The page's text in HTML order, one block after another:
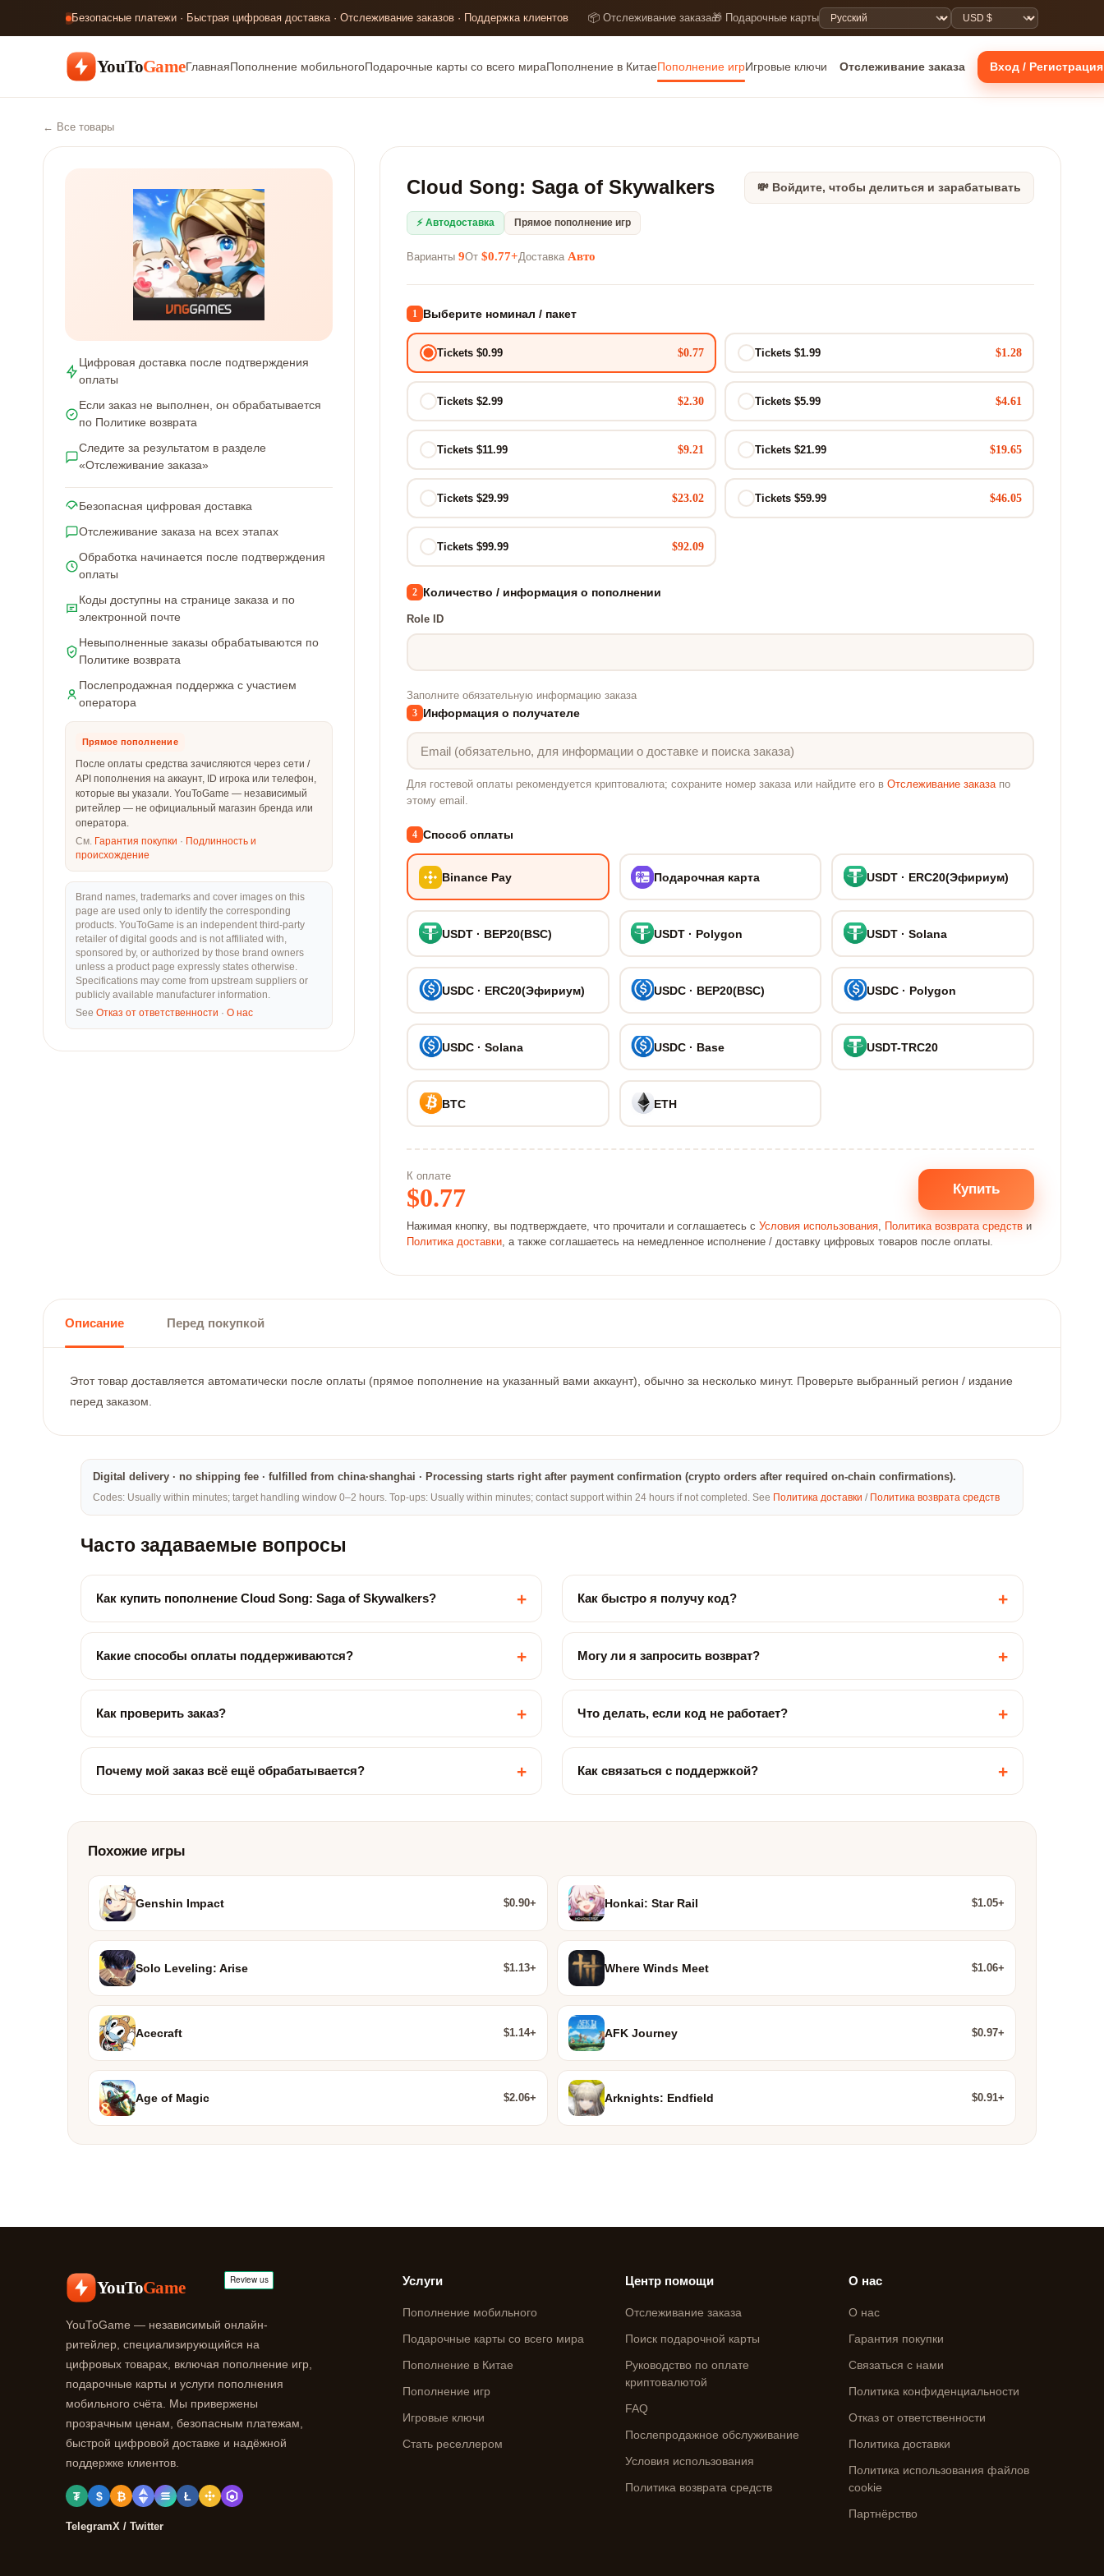
Безопасные платежи · Быстрая цифровая доставка · Отслеживание заказов · Поддержка клиентов 📦 Отслеживание заказа🎁 Подарочные карты
YouToGameГлавнаяПополнение мобильногоПодарочные карты со всего мираПополнение в КитаеПополнение игрИгровые ключи Отслеживание заказа Вход / Регистрация
← Все товары
Цифровая доставка после подтверждения
оплаты
Если заказ не выполнен, он обрабатывается
по Политике возврата
Следите за результатом в разделе
«Отслеживание заказа»
Безопасная цифровая доставка
Отслеживание заказа на всех этапах
Обработка начинается после подтверждения
оплаты
Коды доступны на странице заказа и по
электронной почте
Невыполненные заказы обрабатываются по
Политике возврата
Послепродажная поддержка с участием
оператора
Прямое пополнение
После оплаты средства зачисляются через сети /
API пополнения на аккаунт, ID игрока или телефон,
которые вы указали. YouToGame — независимый
ритейлер — не официальный магазин бренда или
оператора.
См. Гарантия покупки · Подлинность и
происхождение
Brand names, trademarks and cover images on this
page are used only to identify the corresponding
products. YouToGame is an independent third-party
retailer of digital goods and is not affiliated with,
sponsored by, or authorized by those brand owners
unless a product page expressly states otherwise.
Specifications may come from upstream suppliers or
publicly available manufacturer information.
See Отказ от ответственности · О нас
💸 Войдите, чтобы делиться и зарабатывать
Cloud Song: Saga of Skywalkers
⚡ Автодоставка Прямое пополнение игр
Варианты 9От $0.77+Доставка Авто
1 Выберите номинал / пакет
Tickets $0.99 $0.77 Tickets $1.99 $1.28
Tickets $2.99 $2.30 Tickets $5.99 $4.61
Tickets $11.99 $9.21 Tickets $21.99 $19.65
Tickets $29.99 $23.02 Tickets $59.99 $46.05
Tickets $99.99 $92.09
2 Количество / информация о пополнении
Role ID
Заполните обязательную информацию заказа
3 Информация о получателе
Для гостевой оплаты рекомендуется криптовалюта; сохраните номер заказа или найдите его в Отслеживание заказапо
этому email.
4 Способ оплаты
Binance Pay Подарочная карта USDT · ERC20(Эфириум)
USDT · BEP20(BSC) USDT · Polygon USDT · Solana
USDC · ERC20(Эфириум) USDC · BEP20(BSC) USDC · Polygon
USDC · Solana USDC · Base USDT-TRC20
BTC ETH
К оплате
$0.77 Купить
Нажимая кнопку, вы подтверждаете, что прочитали и соглашаетесь с Условия использования, Политика возврата средств и
Политика доставки, а также соглашаетесь на немедленное исполнение / доставку цифровых товаров после оплаты.
Описание Перед покупкой
Этот товар доставляется автоматически после оплаты (прямое пополнение на указанный вами аккаунт), обычно за несколько минут. Проверьте выбранный регион / издание
перед заказом.
Digital delivery · no shipping fee · fulfilled from china·shanghai · Processing starts right after payment confirmation (crypto orders after required on-chain confirmations).
Codes: Usually within minutes; target handling window 0–2 hours. Top-ups: Usually within minutes; contact support within 24 hours if not completed. See Политика доставки / Политика возврата средств
Часто задаваемые вопросы
Как купить пополнение Cloud Song: Saga of Skywalkers? + Как быстро я получу код? +
Какие способы оплаты поддерживаются? + Могу ли я запросить возврат? +
Как проверить заказ? + Что делать, если код не работает? +
Почему мой заказ всё ещё обрабатывается? + Как связаться с поддержкой? +
Похожие игры
Genshin Impact $0.90+ Honkai: Star Rail $1.05+
Solo Leveling: Arise $1.13+ Where Winds Meet $1.06+
Acecraft $1.14+ AFK Journey $0.97+
Age of Magic $2.06+ Arknights: Endfield $0.91+
YouToGame
YouToGame — независимый онлайн-
ритейлер, специализирующийся на
цифровых товарах, включая пополнение игр,
подарочные карты и услуги пополнения
мобильного счёта. Мы привержены
прозрачным ценам, безопасным платежам,
быстрой цифровой доставке и надёжной
поддержке клиентов.
₮ $ ₿ Ł
TelegramX / Twitter
Услуги
Пополнение мобильного
Подарочные карты со всего мира
Пополнение в Китае
Пополнение игр
Игровые ключи
Стать реселлером
Центр помощи
Отслеживание заказа
Поиск подарочной карты
Руководство по оплате
криптовалютой
FAQ
Послепродажное обслуживание
Условия использования
Политика возврата средств
О нас
О нас
Гарантия покупки
Связаться с нами
Политика конфиденциальности
Отказ от ответственности
Политика доставки
Политика использования файлов
cookie
Партнёрство